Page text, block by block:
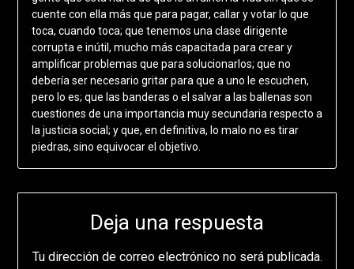
cuente con ella más que para pagar, callar y votar lo que
toca, cuando toca; que tenemos una clase dirigente
corrupta e inútil, mucho más capacitada para crear y
amplificar problemas que para solucionarlos; que no
debería ser necesario gritar para que a uno le escuchen,
pero lo es; que las banderas o el salvar a las ballenas son
cuestiones de una importancia muy secundaria respecto a
la justicia social; y que, en definitiva, lo malo no es tirar
piedras, sino equivocar el objetivo.
Deja una respuesta
Tu dirección de correo electrónico no será publicada.